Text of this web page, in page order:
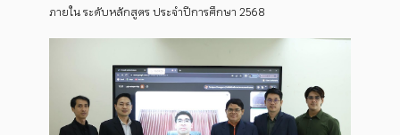
ภายใน ระดับหลักสูตร ประจำปีการศึกษา 2568